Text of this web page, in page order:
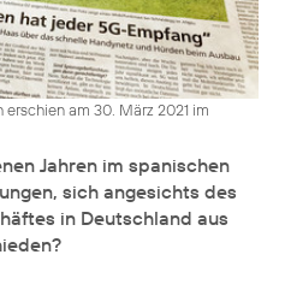
am 30. März 2021 im
Jahren im spanischen
sich angesichts des
in Deutschland aus